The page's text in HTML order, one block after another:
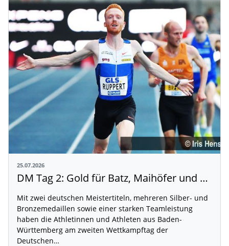
25.07.2026
DM Tag 2: Gold für Batz, Maihöfer und Ruppert
Mit zwei deutschen Meistertiteln, mehreren Silber- und
Bronzemedaillen sowie einer starken Teamleistung
haben die Athletinnen und Athleten aus Baden-
Württemberg am zweiten Wettkampftag der
Deutschen…